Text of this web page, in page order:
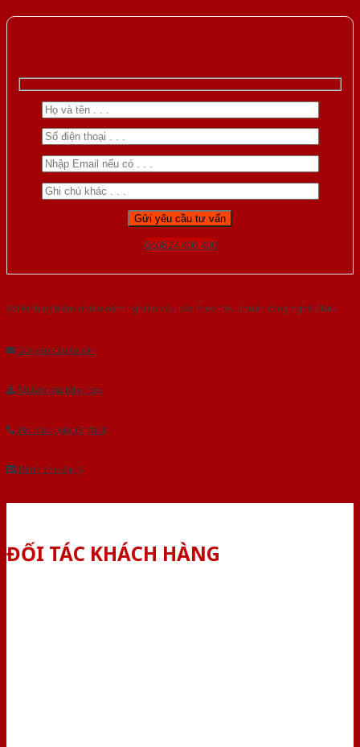
Gọi 0824.400.400
Với kinh nghiệm nhiêu năm nghiên cứu cửa theo tiêu chuẩn công nghệ Châu
Gửi yêu cầu tư vấn
Tải báo giá tổng hợp
Yêu cầu gọi lại (3 phút)
Dành cho đại lý
ĐỐI TÁC KHÁCH HÀNG